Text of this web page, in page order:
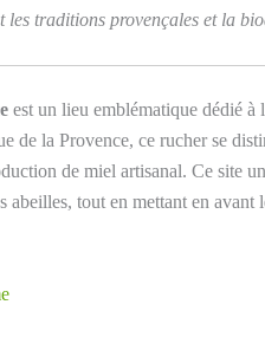
les traditions provençales et la
est un lieu emblématique dédié à
de la Provence, ce rucher se
de miel artisanal. Ce site
abeilles, tout en mettant en avant